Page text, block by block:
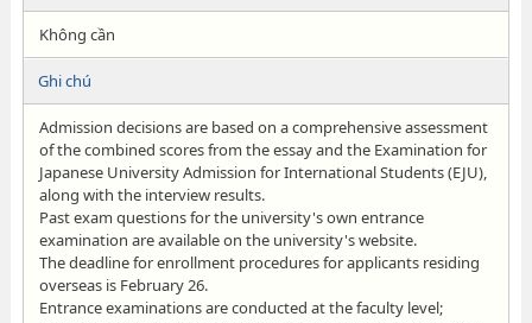
Không cần
Ghi chú
Admission decisions are based on a comprehensive assessment
of the combined scores from the essay and the Examination for
Japanese University Admission for International Students (EJU),
along with the interview results.
Past exam questions for the university's own entrance
examination are available on the university's website.
The deadline for enrollment procedures for applicants residing
overseas is February 26.
Entrance examinations are conducted at the faculty level;